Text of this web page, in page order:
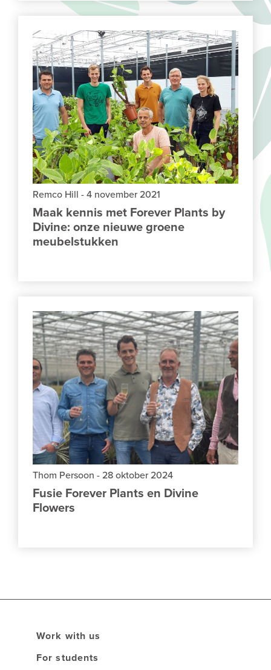
Remco Hill - 4 november 2021
Maak kennis met Forever Plants by
Divine: onze nieuwe groene
meubelstukken
Thom Persoon - 28 oktober 2024
Fusie Forever Plants en Divine
Flowers
Work with us
For students